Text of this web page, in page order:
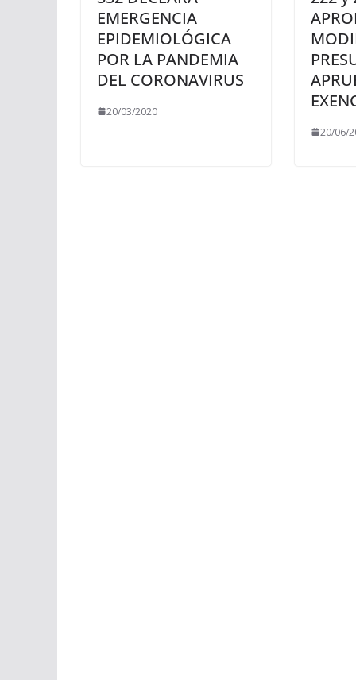
EMERGENCIA
EPIDEMIOLÓGICA
POR LA PANDEMIA
DEL CORONAVIRUS
20/03/2020
20/06/